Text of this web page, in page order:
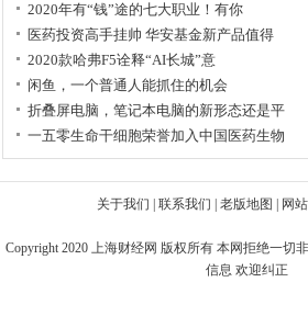
2020年有“钱”途的七大职业！有你
医药投资高手挂帅 华安基金新产品值得
2020款哈弗F5诠释“AI长城”意
闲鱼，一个普通人能抓住的机会
折叠屏电脑，笔记本电脑的新形态还是平
一五零生命干细胞荣誉加入中国医药生物
关于我们 联系我们 老版地图 网
Copyright 2020 上海财经网 版权所有 本网拒绝一切
信息 欢迎纠正